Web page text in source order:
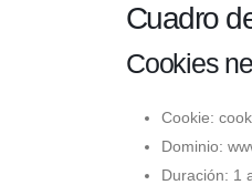
Cuadro
Cookies
Cookie:
Dominio:
Duración: 1